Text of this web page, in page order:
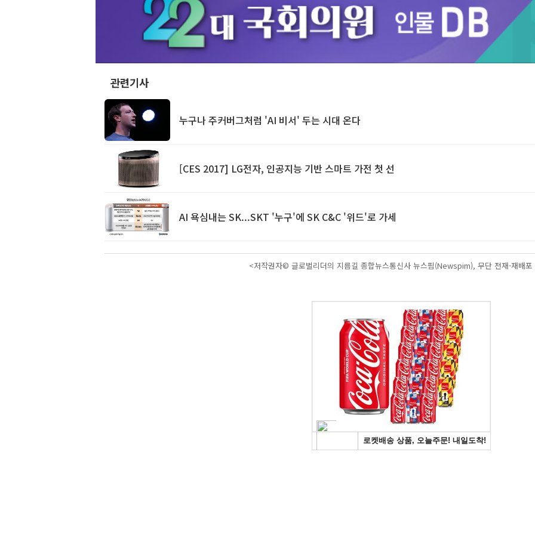
Unmute
관련기사
누구나 주커버그처럼 'AI 비서' 두는 시대 온다
[CES 2017] LG전자, 인공지능 기반 스마트 가전 첫 선
AI 욕심내는 SK...SKT '누구'에 SK C&C '위드'로 가세
<저작권자© 글로벌리더의 지름길 종합뉴스통신사 뉴스핌(Newspim), 무단 전재-재배포